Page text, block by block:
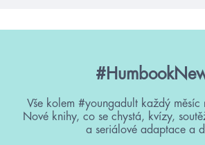
Vše kolem #youngadult každý měsíc
Nové knihy, co se chystá, kvízy,
a seriálové adaptace a